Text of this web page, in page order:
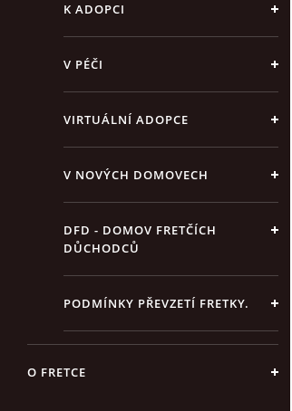
K ADOPCI
V PÉČI
VIRTUÁLNÍ ADOPCE
V NOVÝCH DOMOVECH
DFD - DOMOV FRETČÍCH
DŮCHODCŮ
PODMÍNKY PŘEVZETÍ FRETKY.
O FRETCE